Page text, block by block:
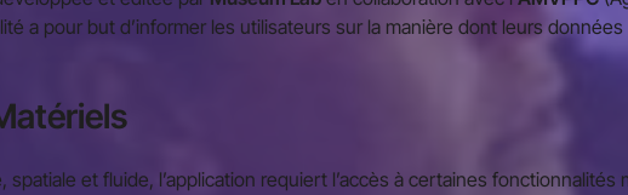
a pour but d’informer les utilisateurs sur la manière dont leurs
et fluide, l’application requiert l’accès à certaines